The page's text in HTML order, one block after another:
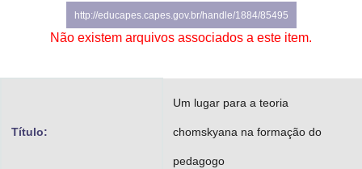
Banco Central do Brasil
http://educapes.capes.gov.br/handle/1884/85495
Não existem arquivos associados a este item.
Título:
Um lugar para a teoria
chomskyana na formação do
pedagogo